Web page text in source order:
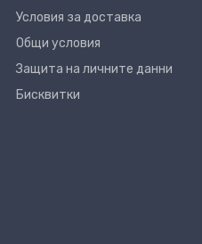
Условия за доставка
Общи условия
Защита на личните данни
Бисквитки